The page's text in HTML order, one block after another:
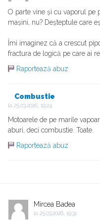
O parte vine și cu vaporul pe
mașini, nu? Deșteptule care
Îmi imaginez că a crescut
fractura de logică pe care ai
Raportează abuz
Combustie
la 25.03.2026, 19:24
Motoarele de pe marile
aburi, deci combustie. Toate.
Raportează abuz
Mircea Badea
la 25.03.2026, 19:31